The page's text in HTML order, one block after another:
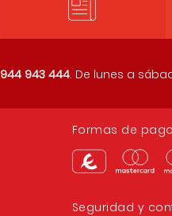
944 943 444. De lunes a
Formas de
Seguridad y